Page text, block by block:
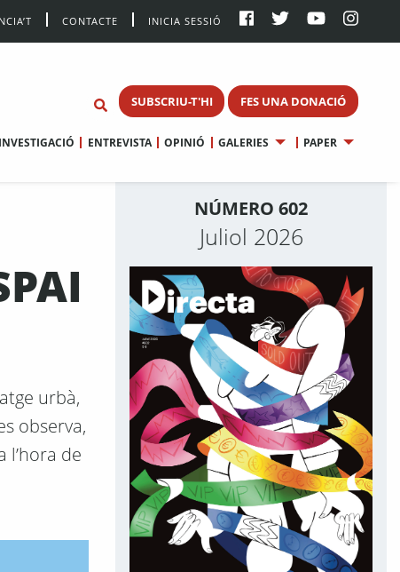
CONTACTE INICIA SESSIÓ
SUBSCRIU-T'HI FES UNA DONACIÓ
INVESTIGACIÓ ENTREVISTA OPINIÓ GALERIES PAPER
urbà,
observa,
l’hora de
NÚMERO 602
Juliol 2026